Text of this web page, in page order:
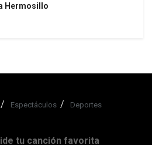
Hermosillo
Espectáculos Deportes
tu canción favorita